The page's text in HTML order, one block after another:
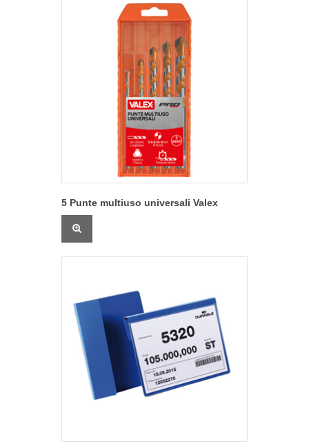
5 Punte multiuso universali Valex